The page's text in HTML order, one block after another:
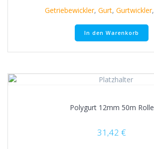
Getriebewickler, Gurt, Gurtwickler,
In den Warenkorb
Polygurt 12mm 50m Rolle
31,42 €